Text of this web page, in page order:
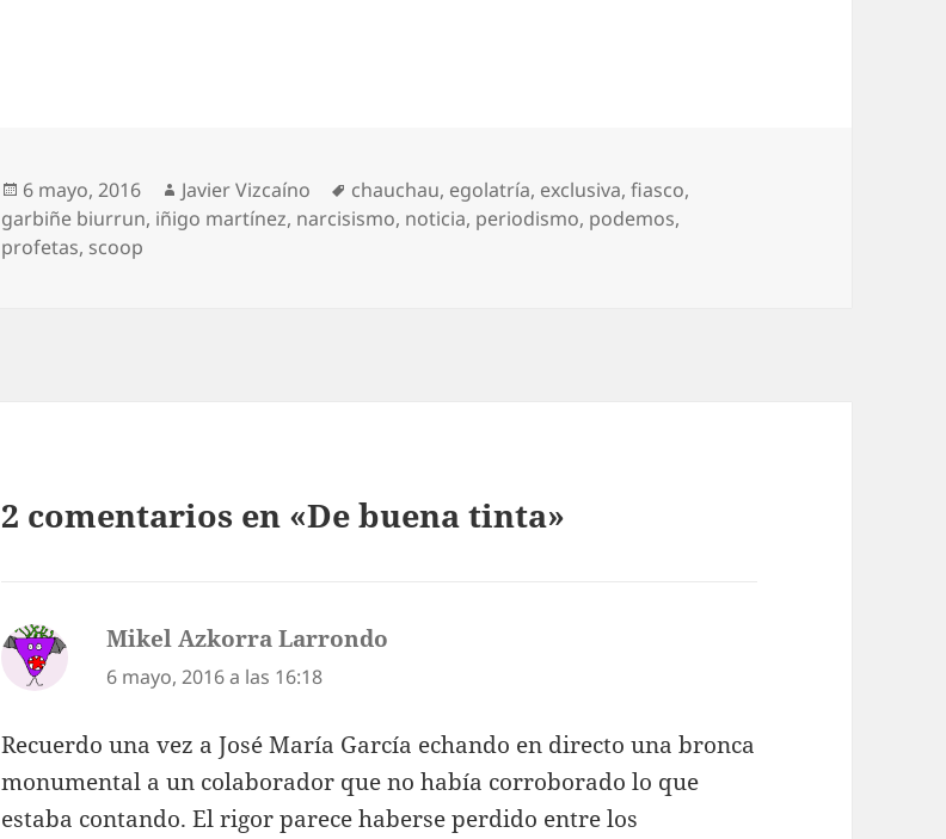
Publicado
el
6 mayo, 2016 Autor
Javier Vizcaíno Etiquetas
chauchau, egolatría, exclusiva,fiasco,
garbiñe biurrun, iñigo martínez, narcisismo, noticia, periodismo, podemos,
profetas, scoop
2 comentarios en «De buena tinta»
Mikel Azkorra Larrondo
6 mayo, 2016 a las 16:18
Recuerdo una vez a José María García echando en directo una bronca
monumental a un colaborador que no había corroborado lo que
estaba contando. El rigor parece haberse perdido entre los